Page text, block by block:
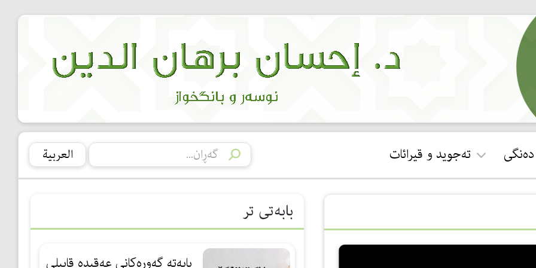
دەنگی تەجوید و قیرائات
ئجازەی قورئان خوێندن
جوان خوێندنەوەی سوڕەتی
فاتیحە
العربیة
بابەتی تر
بابەتە گەورەكانی عەقیدە قابیلی